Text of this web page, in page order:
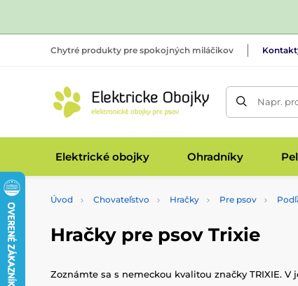
Chytré produkty pre spokojných miláčikov
Napr.
Elektrické obojky Ohradníky
Úvod Chovateľstvo Hračky Pre psov
Hračky pre psov Trixie
Zoznámte sa s nemeckou kvalitou značky TRIXIE.